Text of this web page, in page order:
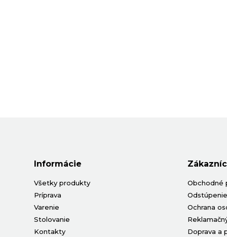
Informácie
Všetky produkty
Príprava
Varenie
Stolovanie
Kontakty
Obchodné
Ochrana
Doprava a